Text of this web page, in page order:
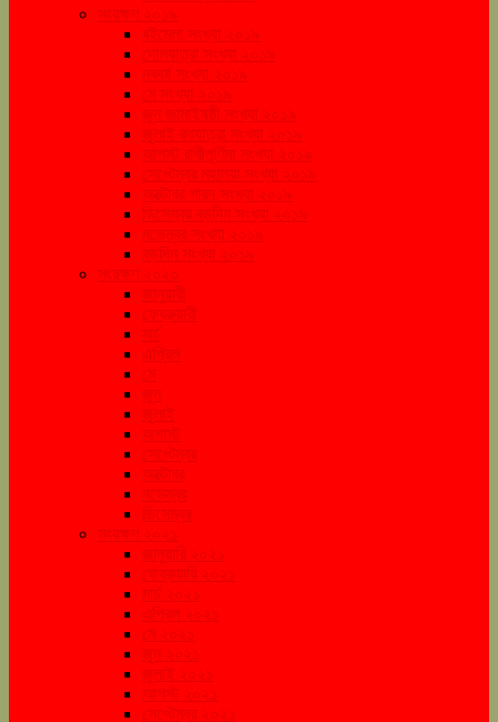
সংরক্ষণ ২০১৯
বইমেলা সংখ্যা ২০১৯
দোলযাত্রা সংখ্যা ২০১৯
নববর্ষ সংখ্যা ২০১৯
মে সংখ্যা ২০১৯
জুন জামাইষষ্ঠী সংখ্যা ২০১৯
জুলাই রথযাত্রা সংখ্যা ২০১৯
আগস্ট রাখীপূর্ণিমা সংখ্যা ২০১৯
সেপ্টেম্বর মহালয়া সংখ্যা ২০১৯
অক্টোবর শারদ সংখ্যা ২০১৯
ডিসেম্বর বড়দিন সংখ্যা ২০১৯
নভেম্বর সংখ্যা ২০১৯
বড়দিন সংখ্যা ২০১৯
সংরক্ষণ ২০২০
জানুয়ারী
ফেব্রুয়ারী
মার্চ
এপ্রিল
মে
জুন
জুলাই
অগাস্ট
সেপ্টেম্বর
অক্টোবর
নভেম্বর
ডিসেম্বর
সংরক্ষণ ২০২১
জানুয়ারি ২০২১
ফেব্রুয়ারি ২০২১
মার্চ ২০২১
এপ্রিল ২০২১
মে ২০২১
জুন ২০২১
জুলাই ২০২১
আগস্ট ২০২১
সেপ্টেম্বর ২০২১